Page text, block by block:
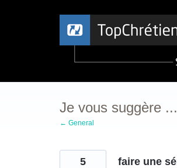
Je vous suggère ...
← General
faire une
5